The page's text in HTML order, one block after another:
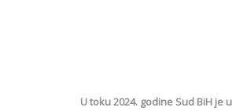
U toku 2024. godine Sud BiH